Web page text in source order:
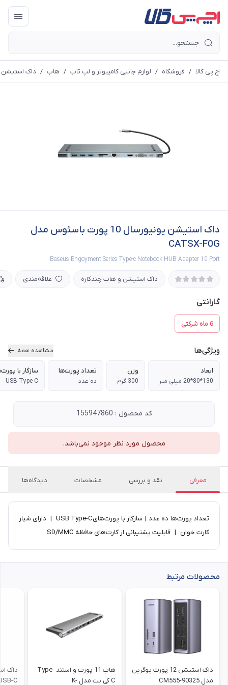
اچ پی کالا / فروشگاه / لوازم جانبی کامپیوتر و لپ تاپ / هاب / داک استیشن
داک استیشن یونیورسال 10 پورت باسئوس مدل
CATSX-F0G
Baseus Engoyment Series Type-c Notebook HUB Adapter 10 Port
داک استیشن و هاب چندکاره علاقه‌مندی
گارانتی
6 ماه شرکتی
ویژگی‌ها مشاهده همه
ابعاد
130*80*20 میلی‌ متر
وزن
300 گرم
تعداد پورت‌ها
ده عدد
سازگار با
USB Type-C
کد محصول : 155947860
محصول مورد نظر موجود نمی‌باشد.
معرفی نقد و بررسی مشخصات دیدگاه‌ها
تعداد پورت‌ها ده عدد | سازگار با پورت‌هایUSB Type-C | دارای شیار
کارت خوان | قابلیت پشتیبانی از کارت‌های حافظه SD/MMC
محصولات مرتبط
داک استیشن 12 پورت یوگرین
مدل CM555-90325
هاب 11 پورت و استند Type-
C کی نت مدل K-